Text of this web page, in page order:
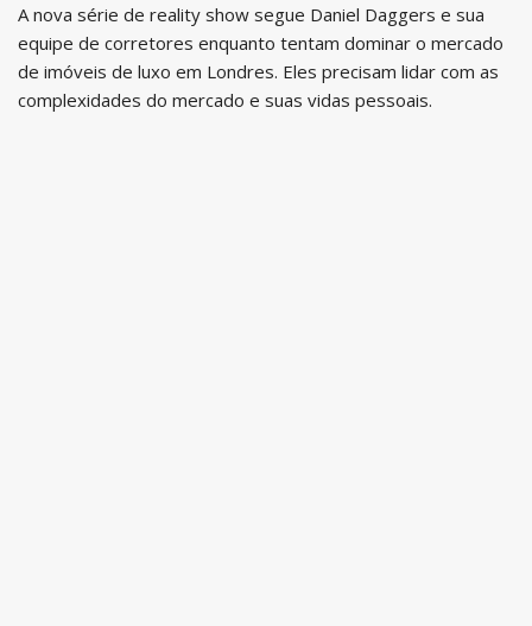
A nova série de reality show segue Daniel Daggers e sua
equipe de corretores enquanto tentam dominar o mercado
de imóveis de luxo em Londres. Eles precisam lidar com as
complexidades do mercado e suas vidas pessoais.